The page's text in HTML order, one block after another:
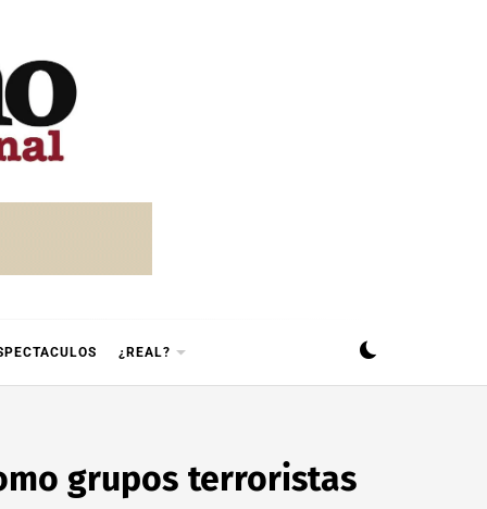
¿REAL?
grupos terroristas